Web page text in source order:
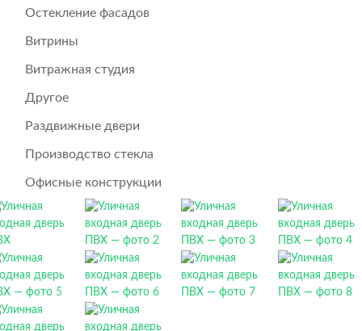
Остекление фасадов
Витрины
Витражная студия
Другое
Раздвижные двери
Производство стекла
Офисные конструкции